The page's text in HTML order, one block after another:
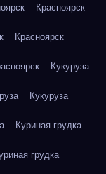
Красноярск
Красноярск
Кукуруза
Кукуруза
Куриная грудка
грудка